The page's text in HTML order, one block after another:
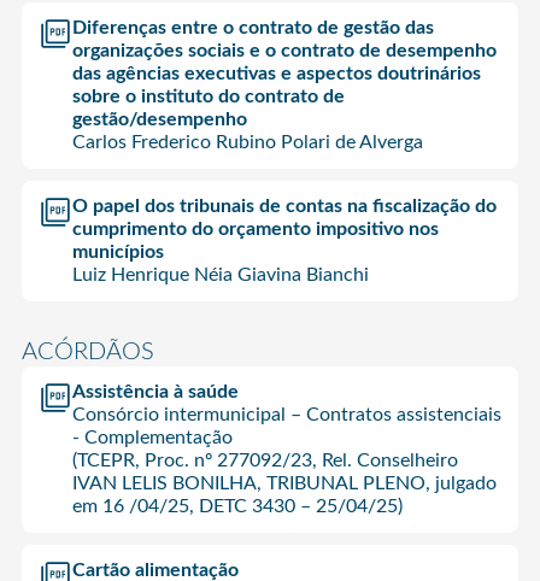
Diferenças entre o contrato de gestão das
organizações sociais e o contrato de desempenho
das agências executivas e aspectos doutrinários
sobre o instituto do contrato de
gestão/desempenho
Carlos Frederico Rubino Polari de Alverga
O papel dos tribunais de contas na fiscalização do
cumprimento do orçamento impositivo nos
municípios
Luiz Henrique Néia Giavina Bianchi
ACÓRDÃOS
Assistência à saúde
Consórcio intermunicipal – Contratos assistenciais
- Complementação
(TCEPR, Proc. nº 277092/23, Rel. Conselheiro
IVAN LELIS BONILHA, TRIBUNAL PLENO, julgado
em 16 /04/25, DETC 3430 – 25/04/25)
Cartão alimentação